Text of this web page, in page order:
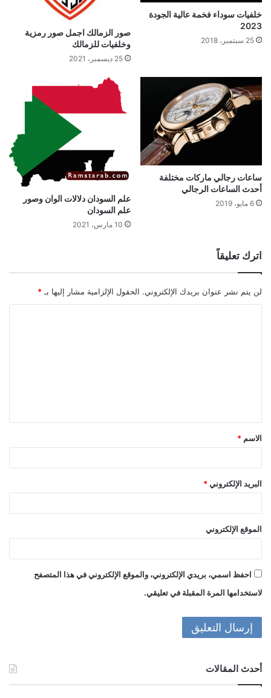
خلفيات سوداء فخمة عالية الجودة
2023
25 سبتمبر، 2018
صور الزمالك اجمل صور رمزية
وخلفيات للزمالك
25 ديسمبر، 2021
ساعات رجالي ماركات مختلفة
أحدث الساعات الرجالي
6 مايو، 2019
علم السودان دلالات الوان وصور
علم السودان
10 مارس، 2021
اترك تعليقاً
لن يتم نشر عنوان بريدك الإلكتروني. الحقول الإلزامية مشار إليها بـ *
ق
*
الاسم *
البريد الإلكتروني *
الموقع الإلكتروني
احفظ اسمي، بريدي الإلكتروني، والموقع الإلكتروني في هذا المتصفح
لاستخدامها المرة المقبلة في تعليقي.
أحدث المقالات